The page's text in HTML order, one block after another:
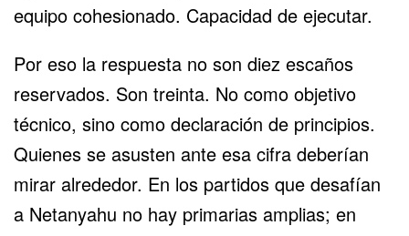
equipo cohesionado. Capacidad de ejecutar.
Por eso la respuesta no son diez escaños
reservados. Son treinta. No como objetivo
técnico, sino como declaración de principios.
Quienes se asusten ante esa cifra deberían
mirar alrededor. En los partidos que desafían
a Netanyahu no hay primarias amplias; en